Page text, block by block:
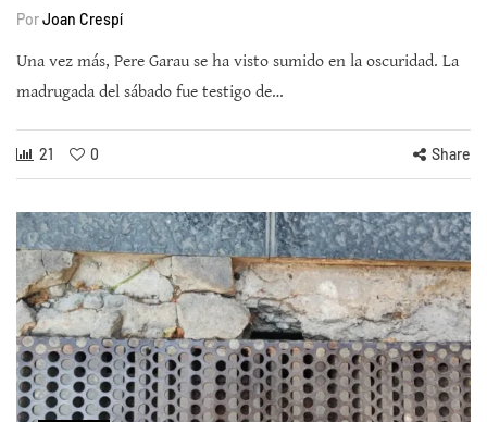
PorJoan Crespí
Una vez más, Pere Garau se ha visto sumido en la oscuridad. La
madrugada del sábado fue testigo de…
21 0 Share